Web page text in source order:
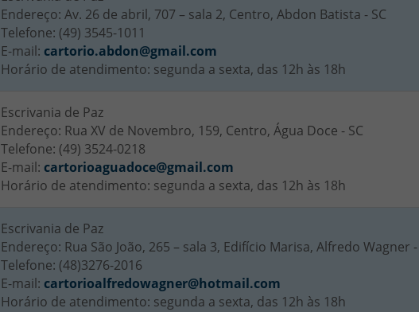
Endereço: Av. 26 de abril, 707 – sala 2, Centro, Abdon Batista - SC
Telefone: (49) 3545-1011
E-mail: cartorio.abdon@gmail.com
Horário de atendimento: segunda a sexta, das 12h às 18h
Escrivania de Paz
Endereço: Rua XV de Novembro, 159, Centro, Água Doce - SC
Telefone: (49) 3524-0218
E-mail: cartorioaguadoce@gmail.com
Horário de atendimento: segunda a sexta, das 12h às 18h
Escrivania de Paz
Endereço: Rua São João, 265 – sala 3, Edifício Marisa, Alfredo Wagner -
Telefone: (48)3276-2016
E-mail: cartorioalfredowagner@hotmail.com
Horário de atendimento: segunda a sexta, das 12h às 18h